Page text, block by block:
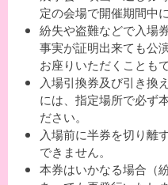
定の会場で開催期間中
紛失や盗難などで入場
事実が証明出来ても公
お座りいただくことも
入場引換券及び引き換
には、指定場所で必ず
ださい。
入場前に半券を切り離
できません。
本券はいかなる場合（